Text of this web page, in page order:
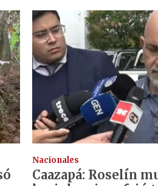
Nacionales
Caazapá: Roselín